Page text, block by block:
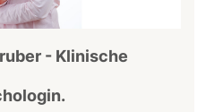
- Klinische